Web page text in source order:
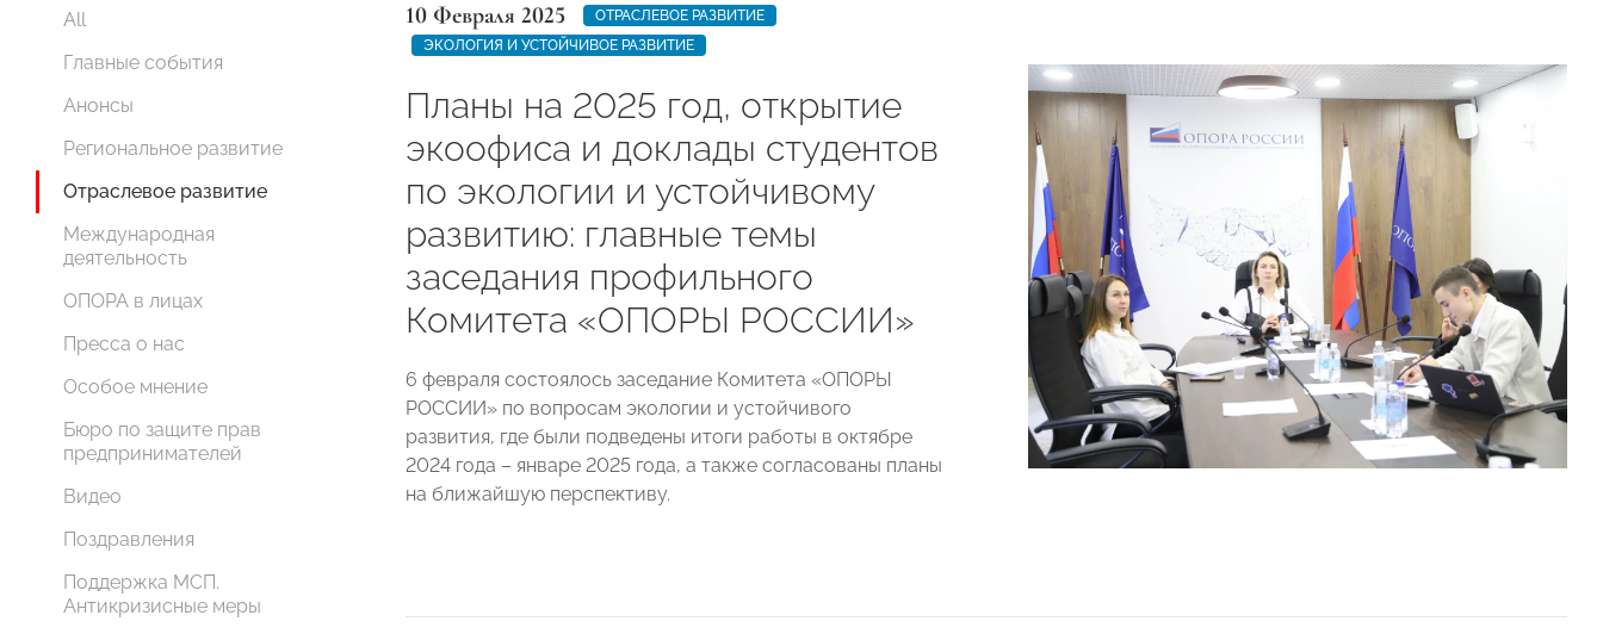
All
Главные события
Анонсы
Региональное развитие
Отраслевое развитие
Международная
деятельность
ОПОРА в лицах
Пресса о нас
Особое мнение
Бюро по защите прав
предпринимателей
Видео
Поздравления
Поддержка МСП.
Антикризисные меры
10 Февраля 2025
ОТРАСЛЕВОЕ РАЗВИТИЕ
ЭКОЛОГИЯ И УСТОЙЧИВОЕ РАЗВИТИЕ
Планы на 2025 год, открытие
экоофиса и доклады студентов
по экологии и устойчивому
развитию: главные темы
заседания профильного
Комитета «ОПОРЫ РОССИИ»
6 февраля состоялось заседание Комитета «ОПОРЫ
РОССИИ» по вопросам экологии и устойчивого
развития, где были подведены итоги работы в октябре
2024 года – январе 2025 года, а также согласованы планы
на ближайшую перспективу.